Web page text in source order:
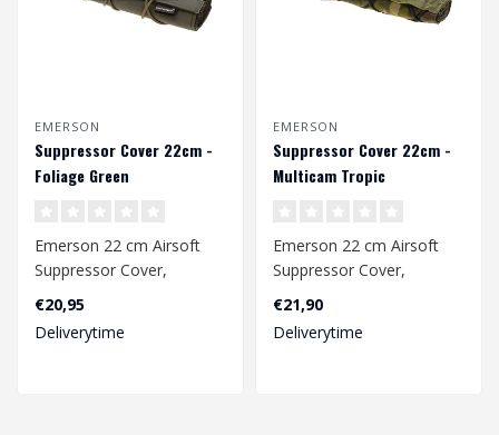
EMERSON
Suppressor Cover 22cm -
Foliage Green
Emerson 22 cm Airsoft
Suppressor Cover,
vervaardigd van 500D
nylon stof. Het v..
€20,95
Deliverytime
EMERSON
Suppressor Cover 22cm -
Multicam Tropic
Emerson 22 cm Airsoft
Suppressor Cover,
vervaardigd van 500D
nylon stof. Het v..
€21,90
Deliverytime